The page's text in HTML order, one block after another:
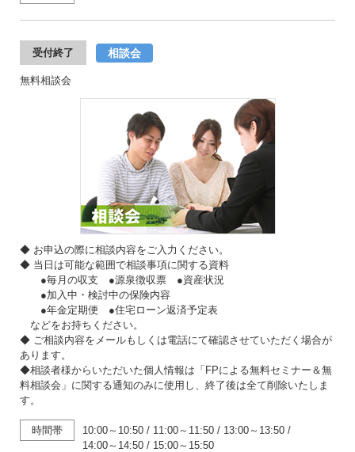
受付終了 相談会
無料相談会
◆ お申込の際に相談内容をご入力ください。
◆ 当日は可能な範囲で相談事項に関する資料
●毎月の収支 ●源泉徴収票 ●資産状況
●加入中・検討中の保険内容
●年金定期便 ●住宅ローン返済予定表
などをお持ちください。
◆ ご相談内容をメールもしくは電話にて確認させていただく場合が
あります。
◆相談者様からいただいた個人情報は「FPによる無料セミナー＆無
料相談会」に関する通知のみに使用し、終了後は全て削除いたしま
す。
時間帯 10:00～10:50 / 11:00～11:50 / 13:00～13:50 /
14:00～14:50 / 15:00～15:50